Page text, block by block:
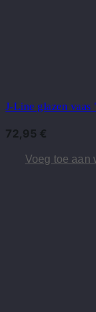
J-Line glazen
72,95 €
Voeg toe aan